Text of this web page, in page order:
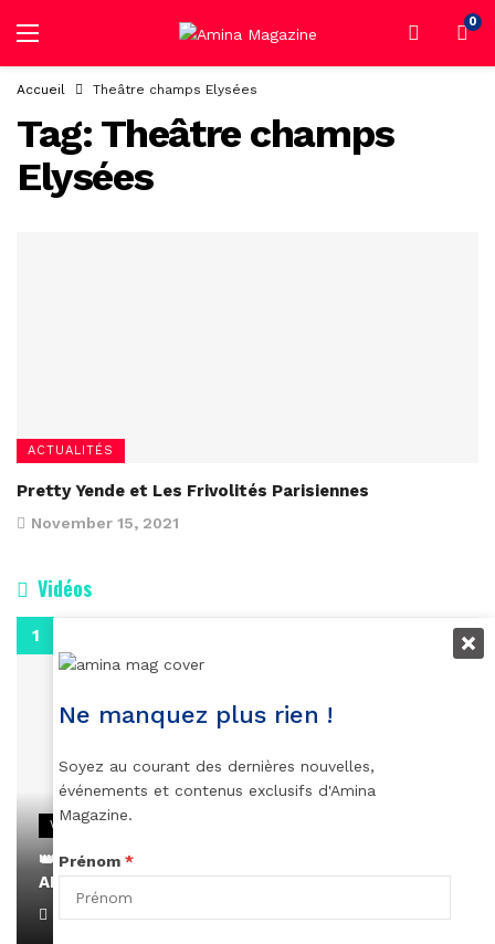
0
Accueil Theâtre champs Elysées
Tag: Theâtre champs
Elysées
ACTUALITÉS
Pretty Yende et Les Frivolités Parisiennes
November 15, 2021
Vidéos
VIDEOS
👑 Remerciements à Ayden pour son message sur
AMINA, le Magazine de la Femme
Ne manquez plus rien !
Soyez au courant des dernières nouvelles,
événements et contenus exclusifs d'Amina
Magazine.
Prénom *